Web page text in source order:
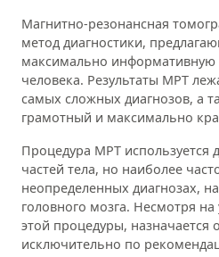
Магнитно-резонансная
метод диагностики,
максимально информативную
человека. Результаты МРТ
самых сложных диагнозов, а
грамотный и максимально
Процедура МРТ используется
частей тела, но наиболее
неопределенных диагнозах,
головного мозга. Несмотря
этой процедуры, назначается
исключительно по